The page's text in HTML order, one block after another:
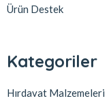
Ürün Destek
Kategoriler
Hırdavat Malzemeleri